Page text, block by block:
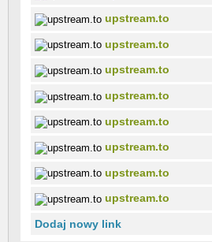
upstream.to
upstream.to
upstream.to
upstream.to
upstream.to
upstream.to
upstream.to
upstream.to
Dodaj nowy link